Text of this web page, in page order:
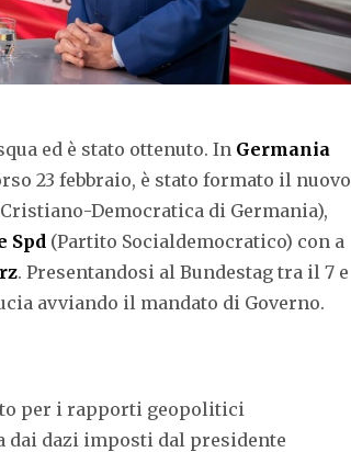
ed è stato ottenuto. In Germania
23 febbraio, è stato formato il nuovo
Democratica di Germania),
Spd (Partito Socialdemocratico) con a
. Presentandosi al Bundestag tra il 7 e
avviando il mandato di Governo.
per i rapporti geopolitici
dai dazi imposti dal presidente